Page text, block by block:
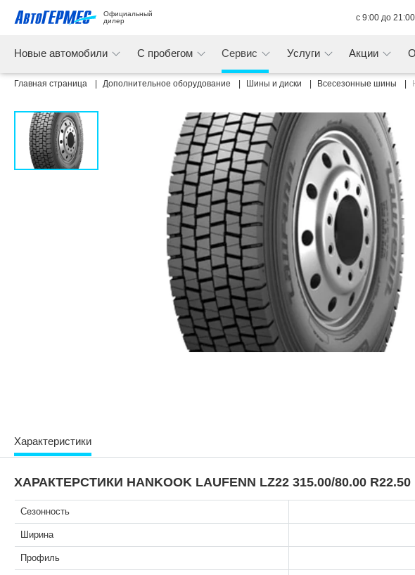
Официальный
дилер
с 9:00 до 21:00
Новые автомобили С пробегом Сервис Услуги Акции
Главная страница Дополнительное оборудование Шины и диски Всесезонные шины
Характеристики
ХАРАКТЕРСТИКИ HANKOOK LAUFENN LZ22 315.00/80.00 R22.50
Сезонность
Ширина
Профиль